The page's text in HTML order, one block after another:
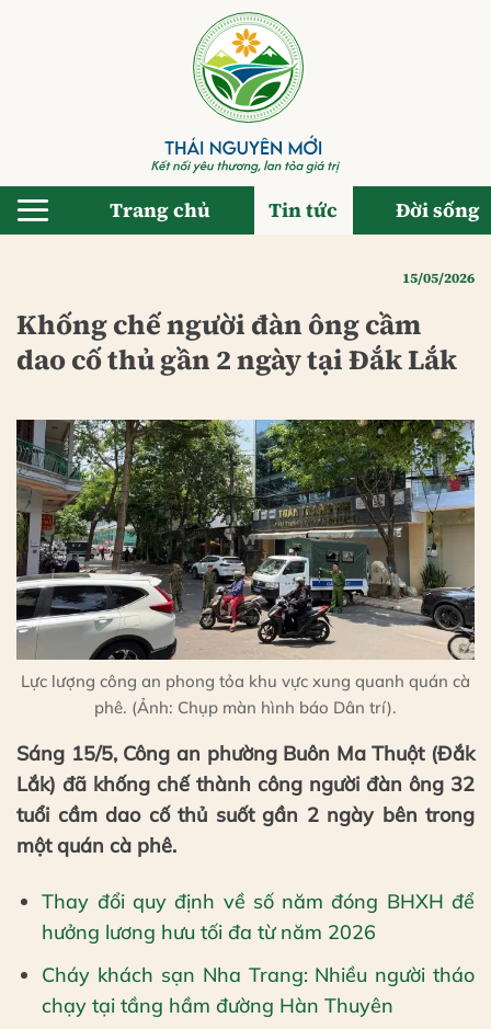
Trang chủ Tin tức Đời sống
15/05/2026
Khống chế người đàn ông cầm
dao cố thủ gần 2 ngày tại Đắk Lắk
Lực lượng công an phong tỏa khu vực xung quanh quán cà
phê. (Ảnh: Chụp màn hình báo Dân trí).
Sáng 15/5, Công an phường Buôn Ma Thuột (Đắk
Lắk) đã khống chế thành công người đàn ông 32
tuổi cầm dao cố thủ suốt gần 2 ngày bên trong
một quán cà phê.
Thay đổi quy định về số năm đóng BHXH để
hưởng lương hưu tối đa từ năm 2026
Cháy khách sạn Nha Trang: Nhiều người tháo
chạy tại tầng hầm đường Hàn Thuyên